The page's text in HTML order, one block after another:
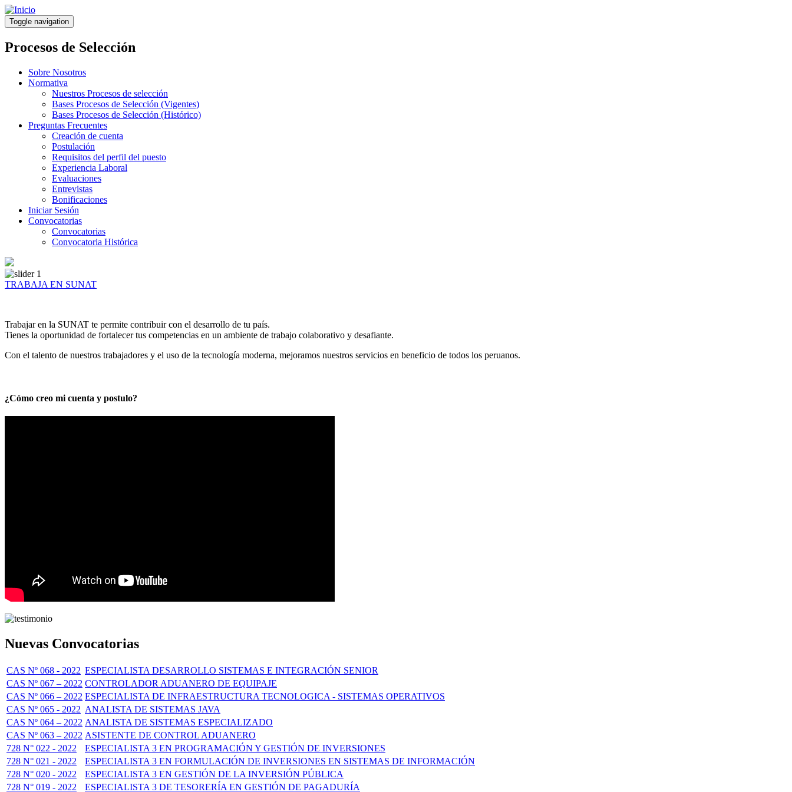
Pasar
al
contenido
principal
Toggle navigation
Procesos de Selección
Sobre Nosotros
Normativa
Nuestros Procesos de selección
Bases Procesos de Selección (Vigentes)
Bases Procesos de Selección (Histórico)
Preguntas Frecuentes
Creación de cuenta
Postulación
Requisitos del perfil del puesto
Experiencia Laboral
Evaluaciones
Entrevistas
Bonificaciones
Iniciar Sesión
Convocatorias
Convocatorias
Convocatoria Histórica
TRABAJA EN SUNAT
Trabajar en la SUNAT te permite contribuir con el desarrollo de tu país.
Tienes la oportunidad de fortalecer tus competencias en un ambiente de trabajo colaborativo y desafiante.
Con el talento de nuestros trabajadores y el uso de la tecnología moderna, mejoramos nuestros servicios en beneficio de todos los peruanos.
¿Cómo creo mi cuenta y postulo?
Nuevas Convocatorias
CAS Nº 068 - 2022 ESPECIALISTA DESARROLLO SISTEMAS E INTEGRACIÓN SENIOR
CAS Nº 067 – 2022 CONTROLADOR ADUANERO DE EQUIPAJE
CAS Nº 066 – 2022 ESPECIALISTA DE INFRAESTRUCTURA TECNOLOGICA - SISTEMAS OPERATIVOS
CAS Nº 065 - 2022 ANALISTA DE SISTEMAS JAVA
CAS Nº 064 – 2022 ANALISTA DE SISTEMAS ESPECIALIZADO
CAS Nº 063 – 2022 ASISTENTE DE CONTROL ADUANERO
728 N° 022 - 2022
ESPECIALISTA 3 EN PROGRAMACIÓN Y GESTIÓN DE INVERSIONES
728 N° 021 - 2022
ESPECIALISTA 3 EN FORMULACIÓN DE INVERSIONES EN SISTEMAS DE INFORMACIÓN
728 N° 020 - 2022
ESPECIALISTA 3 EN GESTIÓN DE LA INVERSIÓN PÚBLICA
728 N° 019 - 2022
ESPECIALISTA 3 DE TESORERÍA EN GESTIÓN DE PAGADURÍA